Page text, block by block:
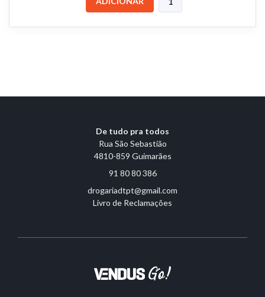
De tudo pra todos
Rua São Sebastião
4810-859 Guimarães
91 80 80 386
drogariadtpt@gmail.com
Livro de Reclamações